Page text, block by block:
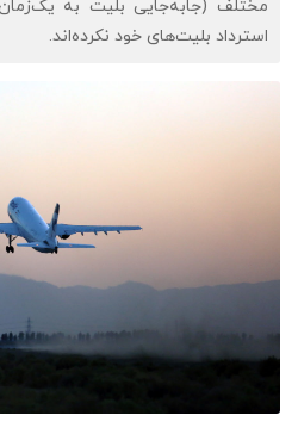
مختلف (جابه‌جایی بلیت به یک‌زمان
استرداد بلیت‌های خود نکرده‌اند.